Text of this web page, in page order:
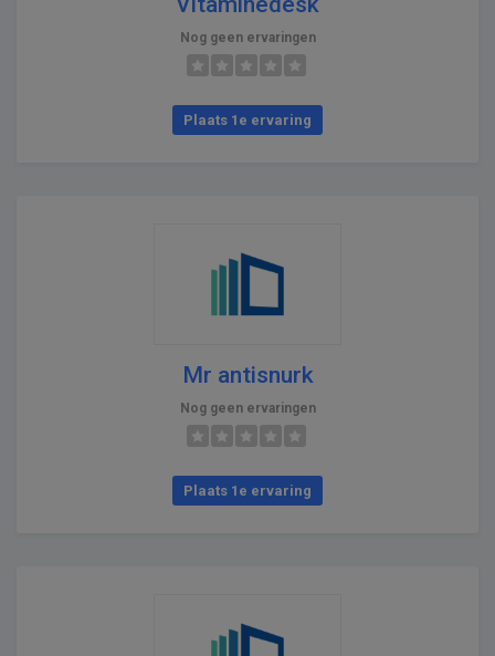
Nog geen ervaringen
Plaats 1e ervaring
Mr antisnurk
Nog geen ervaringen
Plaats 1e ervaring